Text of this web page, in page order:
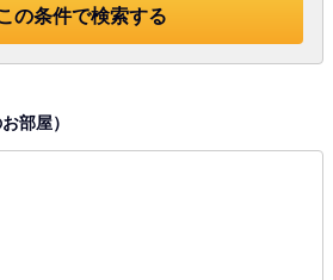
の条件で検索する
部屋）